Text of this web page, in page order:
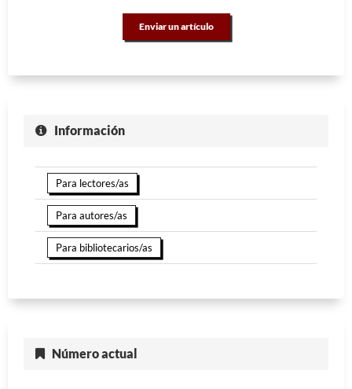
Enviar un artículo
Información
Para lectores/as
Para autores/as
Para bibliotecarios/as
Número actual